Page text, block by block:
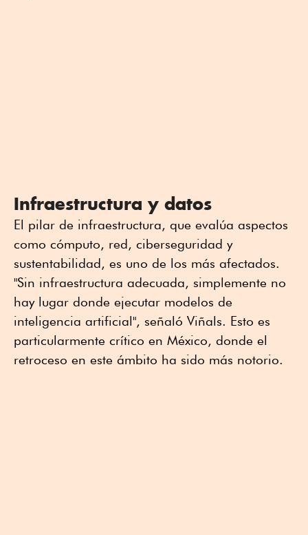
Infraestructura y datos
El pilar de infraestructura, que evalúa aspectos
como cómputo, red, ciberseguridad y
sustentabilidad, es uno de los más afectados.
"Sin infraestructura adecuada, simplemente no
hay lugar donde ejecutar modelos de
inteligencia artificial", señaló Viñals. Esto es
particularmente crítico en México, donde el
retroceso en este ámbito ha sido más notorio.